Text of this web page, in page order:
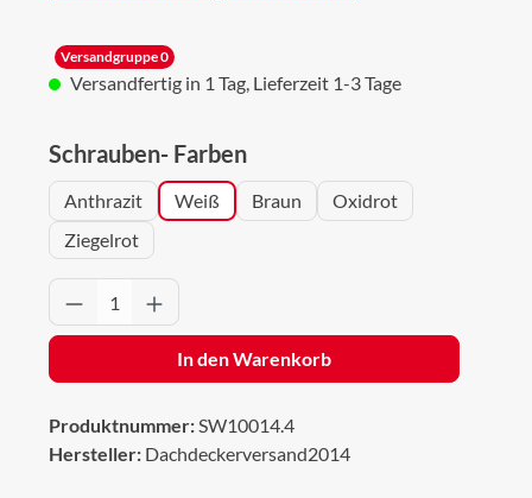
Versandgruppe 0
Versandfertig in 1 Tag, Lieferzeit 1-3 Tage
Schrauben- Farbenauswählen
Anthrazit Weiß Braun
Oxidrot
Ziegelrot
Produkt Anzahl: Gib den gewünschten
In den Warenkorb
Produktnummer:SW10014.4
Hersteller: Dachdeckerversand2014